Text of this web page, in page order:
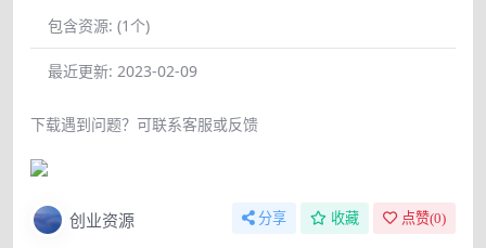
包含资源: (1个)
最近更新: 2023-02-09
下载遇到问题？可联系客服或反馈
创业资源 分享 收藏 点赞(0)